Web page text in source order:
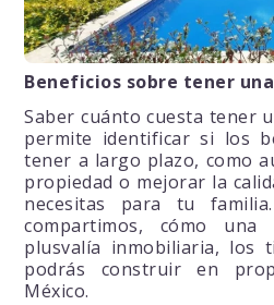
Beneficios sobre tener
Saber cuánto cuesta tener
permite identificar si los
tener a largo plazo, como
propiedad o mejorar la
necesitas para tu
compartimos, cómo una
plusvalía inmobiliaria, los
podrás construir en
México.